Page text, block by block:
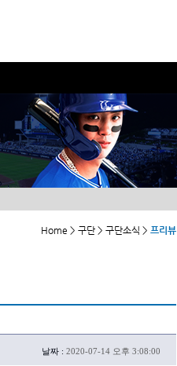
Home > 구단 > 구단소식 > 프리뷰
날짜 : 2020-07-14 오후 3:08:00